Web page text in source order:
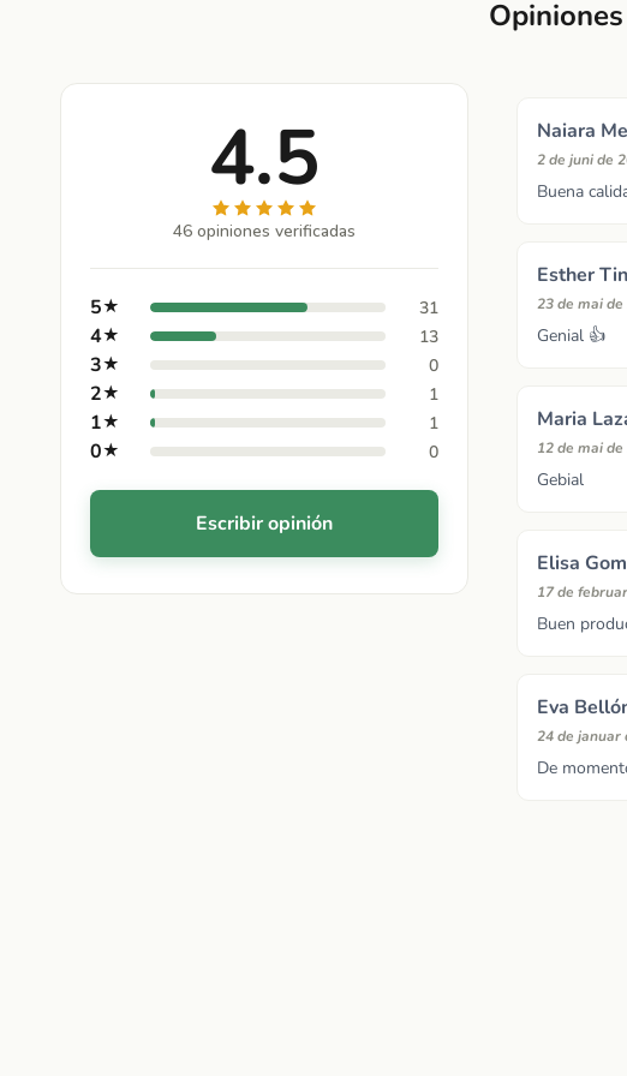
4.5
46 opiniones verificadas
5★ 31
4★ 13
3★ 0
2★ 1
1★ 1
0★ 0
Escribir opinión
Naiara
2 de juni de
Buena
Esther
23 de mai de
Genial 👍
Maria
12 de mai
Gebial
Elisa
17 de
Buen
Eva
24 de januar
De